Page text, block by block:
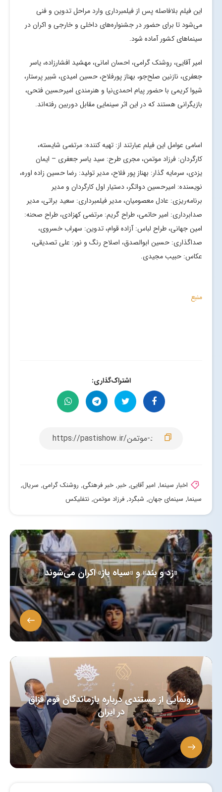
این فیلم بلافاصله پس از فیلمبرداری وارد مراحل تدوین و فنی
می‌شود تا برای حضور در جشنواره‌های داخلی و خارجی و اکران در
سینماهای کشور آماده شود.
امیر آقایی، روشنک گرامی، احسان امانی، مهشید افشارزاده، یاسر
جعفری، نازنین صلح‌جو، بهناز پورفلاح، حسین امیدی، شبیر پرستار،
شیوا کریمی با حضور پیام احمدی‌نیا و هنرمندی امیرحسین فتحی،
بازیگرانی هستند که در این اثر سینمایی مقابل دوربین رفته‌اند.
اسامی عوامل این فیلم عبارتند از: تهیه کننده: مرتضی شایسته،
کارگردان: فرزاد موتمن، مجری طرح: سید یاسر جعفری – ایمان
یزدی، سرمایه گذار: بهناز پور فلاح، مدیر تولید: رضا حسین زاده اوره،
نویسنده: امیرحسین دواتگر، دستیار اول کارگردان و مدیر
برنامه‌ریزی: عادل معصومیان، مدیر فیلمبرداری: سعید براتی، مدیر
صدابرداری: امیر حاتمی، طراح گریم: مرتضی کهزادی، طراح صحنه:
امین جهانی، طراح لباس: آزاده قوام، تدوین: سهراب خسروی،
صداگذاری: حسین ابوالصدق، اصلاح رنگ و نور: علی تصدیقی،
عکاس: حبیب مجیدی.
منبع
اشتراک‌گذاری:
اخبار سینما, امیر آقایی, خبر, خبر فرهنگی, روشنک گرامی, سریال,
سینما, سینمای جهان, شبگرد, فرزاد موتمن, نتفلیکس
«زد و بند» و «سیاه باز» اکران می‌شوند
رونمایی از مستندی درباره بازماندگان قوم قزاق
در ایران